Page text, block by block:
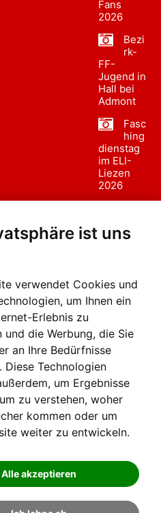
ist uns
verwendet Cookies und
um Ihnen ein
Erlebnis zu
und die Werbung, die Sie
an Ihre Bedürfnisse
Diese Technologien
um Ergebnisse
zu verstehen, woher
kommen oder um
weiter zu entwickeln.
Alle akzeptieren
Fans
2026
Bezi
rk-
FF-
Jugend in
Hall bei
Admont
Fasc
hing
dienstag
im ELI-
Liezen
2026
sumzug
Liezen
Auf BLO24.at werben?
+43 (0)664 2226600
Impressum
Datenschutz